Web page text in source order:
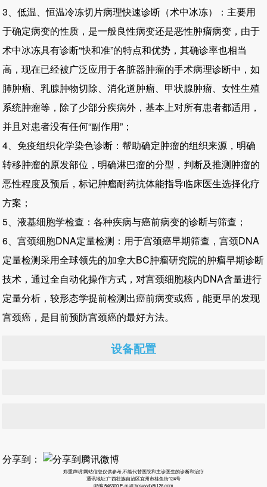
3、低温、恒温冷冻切片病理快速诊断（术中冰冻）：主要用
于确定病变的性质，是一般良性病变还是恶性肿瘤病变，由于
术中冰冻具有诊断“快和准”的特点和优势，其确诊率也相当
高，现在已经被广泛应用于各脏器肿瘤的手术病理诊断中，如
肺肿瘤、乳腺肿物切除、消化道肿瘤、甲状腺肿瘤、女性生殖
系统肿瘤等，除了少部分疾病外，基本上对所有患者都适用，
并且对患者没有任何“副作用”；
4、免疫组织化学染色诊断：帮助确定肿瘤的组织来源，明确
转移肿瘤的原发部位，明确淋巴瘤的分型，判断及推测肿瘤的
恶性程度及预后，标记肿瘤耐药抗体能指导临床医生选择化疗
方案；
5、液基细胞学检查：各种疾病与癌前病变的诊断与筛查；
6、宫颈细胞DNA定量检测：用于宫颈癌早期筛查，宫颈DNA
定量检测采用全球领先的加拿大BC肿瘤研究院的肿瘤早期诊断
技术，通过全自动化操作方式，对宫颈细胞核内DNA含量进行
定量分析，较形态学提前检测出癌前病变或癌，能更早的发现
宫颈癌，是目前预防宫颈癌的最好方法。
设备配置
分享到：
郑重声明:网站信息仅供参考,不能代替医院和主诊医生的诊断和治疗
通讯地址:广西壮族自治区宜州市桂鱼街124号
邮编:546300 E-mail:hcsyyyb@126.com